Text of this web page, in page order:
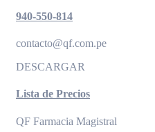
940-550-814
contacto@qf.com.pe
DESCARGAR
Lista de Precios
QF Farmacia Magistral